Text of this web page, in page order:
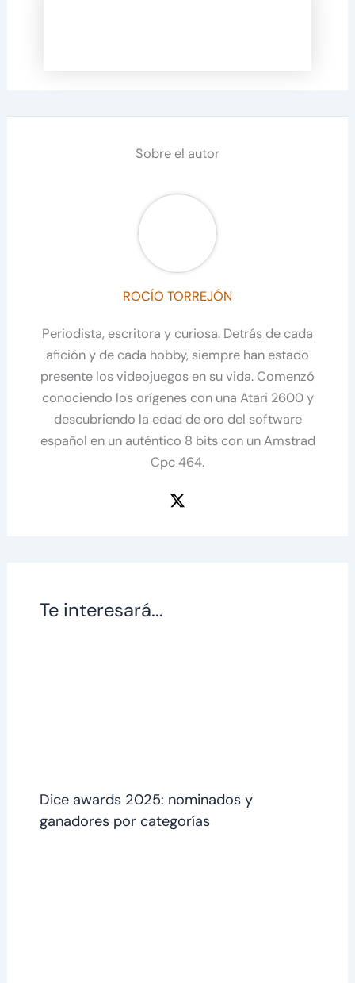
Sobre el autor
ROCÍO TORREJÓN
Periodista, escritora y curiosa. Detrás de cada
afición y de cada hobby, siempre han estado
presente los videojuegos en su vida. Comenzó
conociendo los orígenes con una Atari 2600 y
descubriendo la edad de oro del software
español en un auténtico 8 bits con un Amstrad
Cpc 464.
Te interesará...
Dice awards 2025: nominados y
ganadores por categorías